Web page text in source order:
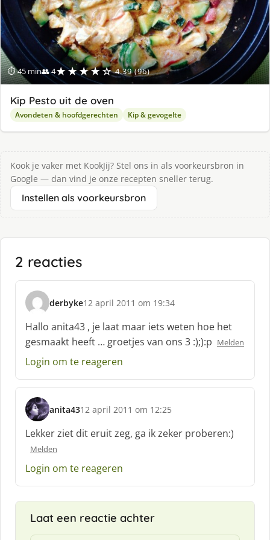
⏱ 45 min👥 4★★★★☆ 4.39 (96)
Kip Pesto uit de oven
Avondeten & hoofdgerechten Kip & gevogelte
Kook je vaker met KookJij? Stel ons in als voorkeursbron in
Google — dan vind je onze recepten sneller terug.
Instellen als voorkeursbron
2 reacties
derbyke
s
c
h
r
e
f
12 april 2011 om 19:34
Hallo anita43 , je laat maar iets weten hoe het
gesmaakt heeft … groetjes van ons 3 :);):p Melden
Login om te reageren
anita43
s
c
h
e
:
12 april 2011 om 12:25
Lekker ziet dit eruit zeg, ga ik zeker proberen:)
Melden
Login om te reageren
Laat een reactie achter